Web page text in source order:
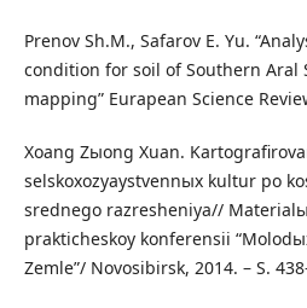
Prenov Sh.M., Safarov E. Yu.
condition for soil of Southern Aral
mapping” Eurapean Science
Xoang Zыong Xuan.
selskoxozyaystvennыx kultur po
srednego razresheniya//
prakticheskoy konferensii
Zemle”/ Novosibirsk, 2014. – S.